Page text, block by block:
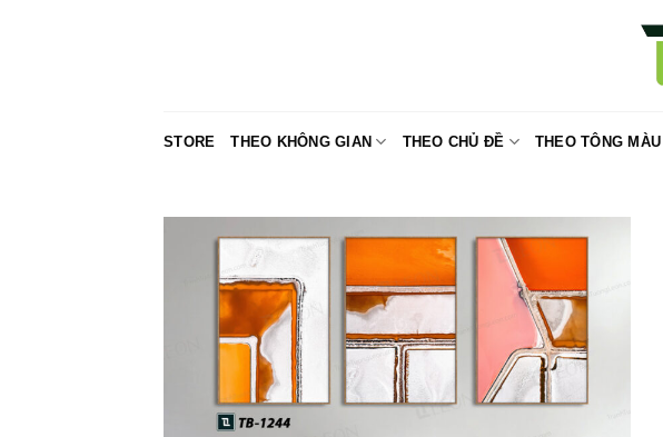
STORE THEO KHÔNG GIAN THEO CHỦ ĐỀ THEO TÔNG MÀU